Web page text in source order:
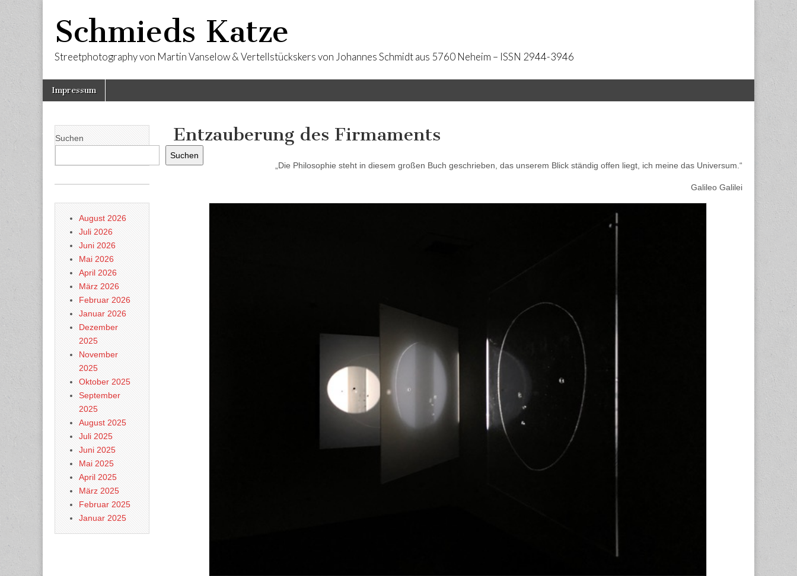
Schmieds Katze
Streetphotography von Martin Vanselow & Vertellstückskers von Johannes Schmidt aus 5760 Neheim – ISSN 2944-3946
Main
menu
Skip
Impressum
Entzauberung des Firmaments
„Die Philosophie steht in diesem großen Buch geschrieben, das unserem Blick ständig offen liegt, ich meine das Universum.“
Galileo Galilei
Suchen
Suchen
August 2026
Juli 2026
Juni 2026
Mai 2026
April 2026
März 2026
Februar 2026
Januar 2026
Dezember
2025
November
2025
Oktober 2025
September
2025
August 2025
Juli 2025
Juni 2025
Mai 2025
April 2025
März 2025
Februar 2025
Januar 2025